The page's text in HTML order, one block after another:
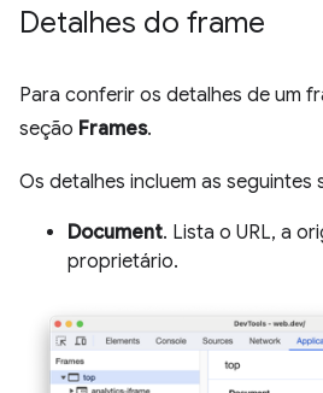
Detalhes do frame
Para conferir os detalhes de um
seção Frames.
Os detalhes incluem as seguintes
Document. Lista o URL, a
proprietário.